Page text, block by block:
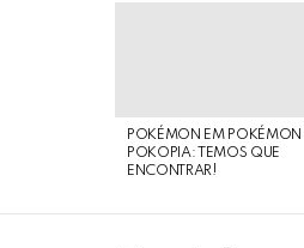
POKÉMON EM POKÉMON
POKOPIA: TEMOS QUE
ENCONTRAR!